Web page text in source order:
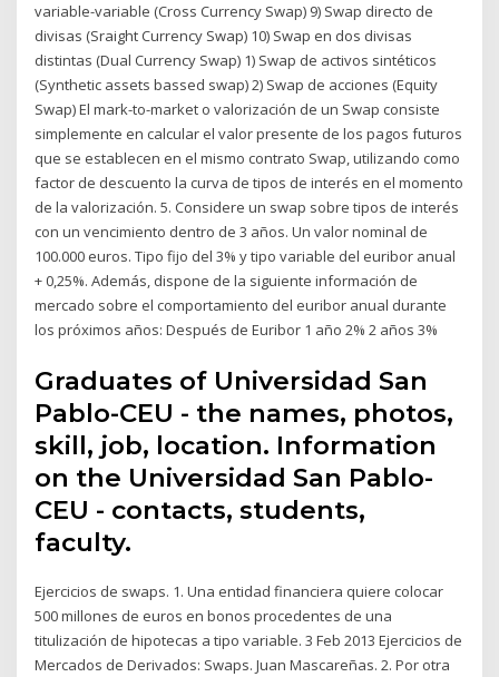
variable-variable (Cross Currency Swap) 9) Swap directo de
divisas (Sraight Currency Swap) 10) Swap en dos divisas
distintas (Dual Currency Swap) 1) Swap de activos sintéticos
(Synthetic assets bassed swap) 2) Swap de acciones (Equity
Swap) El mark-to-market o valorización de un Swap consiste
simplemente en calcular el valor presente de los pagos futuros
que se establecen en el mismo contrato Swap, utilizando como
factor de descuento la curva de tipos de interés en el momento
de la valorización. 5. Considere un swap sobre tipos de interés
con un vencimiento dentro de 3 años. Un valor nominal de
100.000 euros. Tipo fijo del 3% y tipo variable del euribor anual
+ 0,25%. Además, dispone de la siguiente información de
mercado sobre el comportamiento del euribor anual durante
los próximos años: Después de Euribor 1 año 2% 2 años 3%
Graduates of Universidad San
Pablo-CEU - the names, photos,
skill, job, location. Information
on the Universidad San Pablo-
CEU - contacts, students,
faculty.
Ejercicios de swaps. 1. Una entidad financiera quiere colocar
500 millones de euros en bonos procedentes de una
titulización de hipotecas a tipo variable. 3 Feb 2013 Ejercicios de
Mercados de Derivados: Swaps. Juan Mascareñas. 2. Por otra